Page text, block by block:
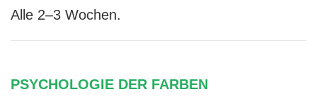
Alle 2–3 Wochen.
PSYCHOLOGIE DER FARBEN